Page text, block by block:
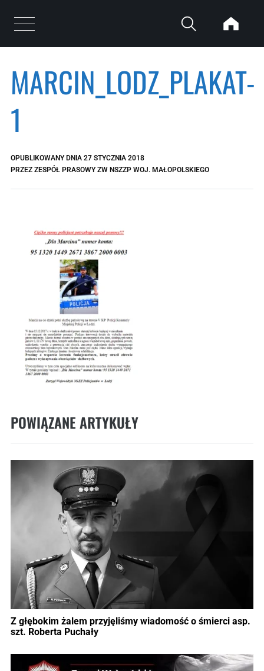
Otwórz menu
MARCIN_LODZ_PLAKAT-
1
OPUBLIKOWANY DNIA 27 STYCZNIA 2018
PRZEZ ZESPÓŁ PRASOWY ZW NSZZP WOJ. MAŁOPOLSKIEGO
POWIĄZANE ARTYKUŁY
Z głębokim żalem przyjęliśmy wiadomość o śmierci asp.
szt. Roberta Puchały